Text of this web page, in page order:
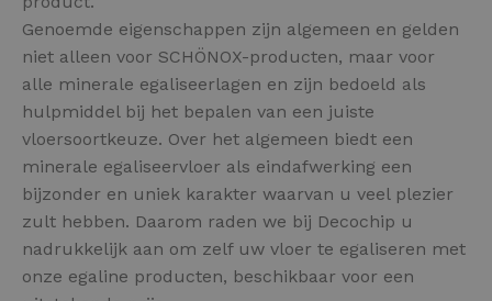
Genoemde eigenschappen zijn algemeen en gelden
niet alleen voor SCHÖNOX-producten, maar voor
alle minerale egaliseerlagen en zijn bedoeld als
hulpmiddel bij het bepalen van een juiste
vloersoortkeuze. Over het algemeen biedt een
minerale egaliseervloer als eindafwerking een
bijzonder en uniek karakter waarvan u veel plezier
zult hebben. Daarom raden we bij Decochip u
nadrukkelijk aan om zelf uw vloer te egaliseren met
onze egaline producten, beschikbaar voor een